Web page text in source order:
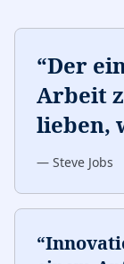
“Der
Arbeit
lieben,
— Steve Jobs
“